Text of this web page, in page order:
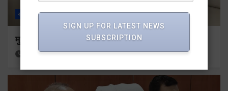
राज्य ALL देहरादून
मुख्यमंत्री से महानिदेशक एनसीसी ने की शिष्टाचार भेंट
3 hours ago Viri Gairola
SIGN UP FOR LATEST NEWS
SUBSCRIPTION